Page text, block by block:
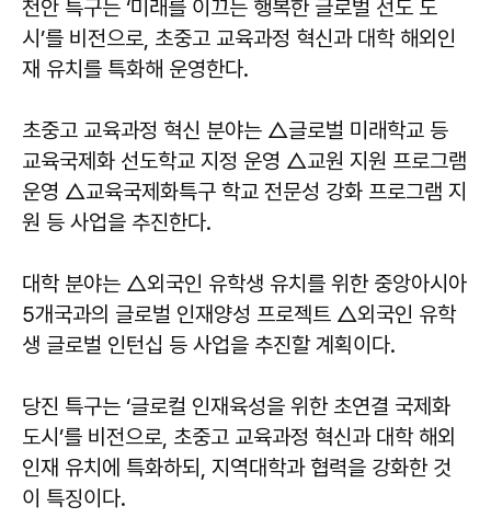
천안 특구는 ‘미래를 이끄는 행복한 글로벌 선도 도
시’를 비전으로, 초중고 교육과정 혁신과 대학 해외인
재 유치를 특화해 운영한다.
초중고 교육과정 혁신 분야는 △글로벌 미래학교 등
교육국제화 선도학교 지정 운영 △교원 지원 프로그램
운영 △교육국제화특구 학교 전문성 강화 프로그램 지
원 등 사업을 추진한다.
대학 분야는 △외국인 유학생 유치를 위한 중앙아시아
5개국과의 글로벌 인재양성 프로젝트 △외국인 유학
생 글로벌 인턴십 등 사업을 추진할 계획이다.
당진 특구는 ‘글로컬 인재육성을 위한 초연결 국제화
도시’를 비전으로, 초중고 교육과정 혁신과 대학 해외
인재 유치에 특화하되, 지역대학과 협력을 강화한 것
이 특징이다.